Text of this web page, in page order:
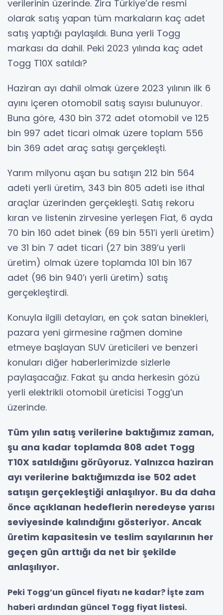
verilerinin üzerinde. Zira Türkiye’de resmi
olarak satış yapan tüm markaların kaç adet
satış yaptığı paylaşıldı. Buna yerli Togg
markası da dahil. Peki 2023 yılında kaç adet
Togg T10X satıldı?
Haziran ayı dahil olmak üzere 2023 yılının ilk 6
ayını içeren otomobil satış sayısı bulunuyor.
Buna göre, 430 bin 372 adet otomobil ve 125
bin 997 adet ticari olmak üzere toplam 556
bin 369 adet araç satışı gerçekleşti.
Yarım milyonu aşan bu satışın 212 bin 564
adeti yerli üretim, 343 bin 805 adeti ise ithal
araçlar üzerinden gerçekleşti. Satış rekoru
kıran ve listenin zirvesine yerleşen Fiat, 6 ayda
70 bin 160 adet binek (69 bin 551’i yerli üretim)
ve 31 bin 7 adet ticari (27 bin 389’u yerli
üretim) olmak üzere toplamda 101 bin 167
adet (96 bin 940’ı yerli üretim) satış
gerçekleştirdi.
Konuyla ilgili detayları, en çok satan binekleri,
pazara yeni girmesine rağmen domine
etmeye başlayan SUV üreticileri ve benzeri
konuları diğer haberlerimizde sizlerle
paylaşacağız. Fakat şu anda herkesin gözü
yerli elektrikli otomobil üreticisi Togg’un
üzerinde.
Tüm yılın satış verilerine baktığımız zaman,
şu ana kadar toplamda 808 adet Togg
T10X satıldığını görüyoruz. Yalnızca haziran
ayı verilerine baktığımızda ise 502 adet
satışın gerçekleştiği anlaşılıyor. Bu da daha
önce açıklanan hedeflerin neredeyse yarısı
seviyesinde kalındığını gösteriyor. Ancak
üretim kapasitesin ve teslim sayılarının her
geçen gün arttığı da net bir şekilde
anlaşılıyor.
Peki Togg’un güncel fiyatı ne kadar? İşte zam
haberi ardından güncel Togg fiyat listesi.